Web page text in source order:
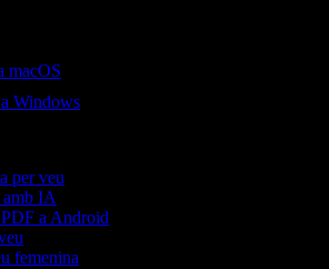
macOS
Windows
per veu
amb IA
a Android
femenina